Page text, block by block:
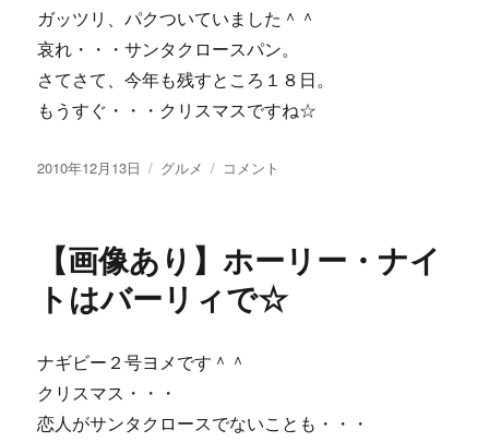
ガッツリ、パクついていました＾＾
哀れ・・・サンタクロースパン。
さてさて、今年も残すところ１８日。
もうすぐ・・・クリスマスですね☆
投
2010年12月13日
カ
ー
グルメ
【画
あ
わ
サ
コメント
【画像あり】ホーリー・ナイ
トはバーリィで☆
ナギビー２号ヨメです＾＾
クリスマス・・・
恋人がサンタクロースでないことも・・・